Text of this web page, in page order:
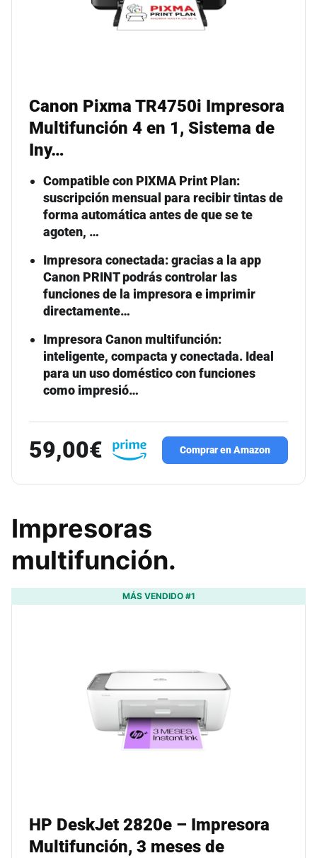
Canon Pixma TR4750i Impresora
Multifunción 4 en 1, Sistema de
Iny…
Compatible con PIXMA Print Plan:
suscripción mensual para recibir tintas de
forma automática antes de que se te
agoten, …
Impresora conectada: gracias a la app
Canon PRINT podrás controlar las
funciones de la impresora e imprimir
directamente…
Impresora Canon multifunción:
inteligente, compacta y conectada. Ideal
para un uso doméstico con funciones
como impresió…
59,00€ Comprar en Amazon
Impresoras
multifunción.
MÁS VENDIDO #1
HP DeskJet 2820e – Impresora
Multifunción, 3 meses de